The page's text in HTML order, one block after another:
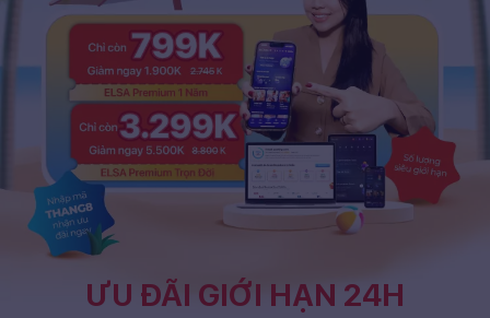
ƯU ĐÃI GIỚI HẠN 24H